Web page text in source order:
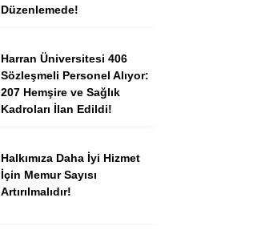
Düzenlemede!
Harran Üniversitesi 406
Sözleşmeli Personel Alıyor:
207 Hemşire ve Sağlık
Kadroları İlan Edildi!
Halkımıza Daha İyi Hizmet
İçin Memur Sayısı
Artırılmalıdır!